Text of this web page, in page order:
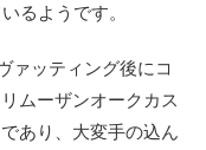
るようです。
ァッティング後にコ
ムーザンオークカス
あり、大変手の込ん